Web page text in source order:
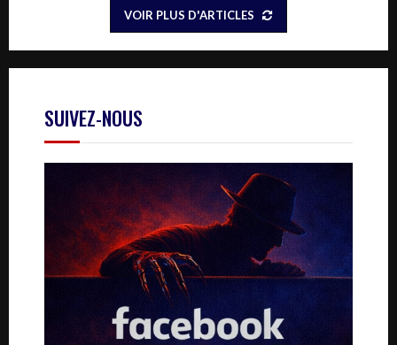
VOIR PLUS D'ARTICLES
SUIVEZ-NOUS